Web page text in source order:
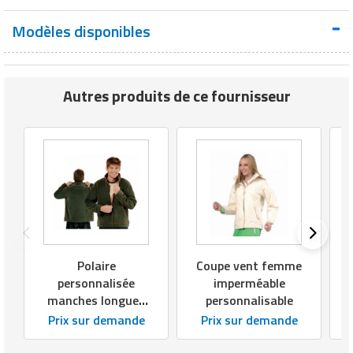
Matériel de musculation
Vêtement sportif
Rôtisserie professionnelle
Sautause professionnelle
Table de cuisson professionnelle
Tables de préparation réfrigérées
Ustensile de cuisine
Vaisselle restaurant
Vitrines réfrigérées
Modèles disponibles
Autres produits de ce fournisseur
Polaire
personnalisée
manches longues
homme micro
polaire
Prix sur demande
Coupe vent femme
imperméable
personnalisable
Prix sur demande